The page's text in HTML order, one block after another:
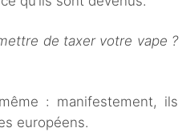
de taxer votre vape ?
: manifestement, ils
européens.